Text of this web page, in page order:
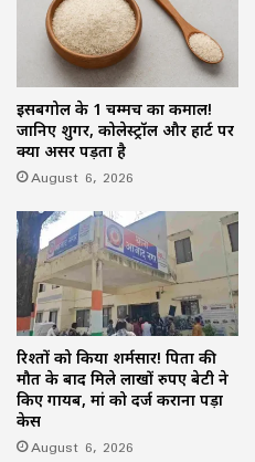
इसबगोल के 1 चम्मच का कमाल!
जानिए शुगर, कोलेस्ट्रॉल और हार्ट पर
क्या असर पड़ता है
August 6, 2026
रिश्तों को किया शर्मसार! पिता की
मौत के बाद मिले लाखों रुपए बेटी ने
किए गायब, मां को दर्ज कराना पड़ा
केस
August 6, 2026